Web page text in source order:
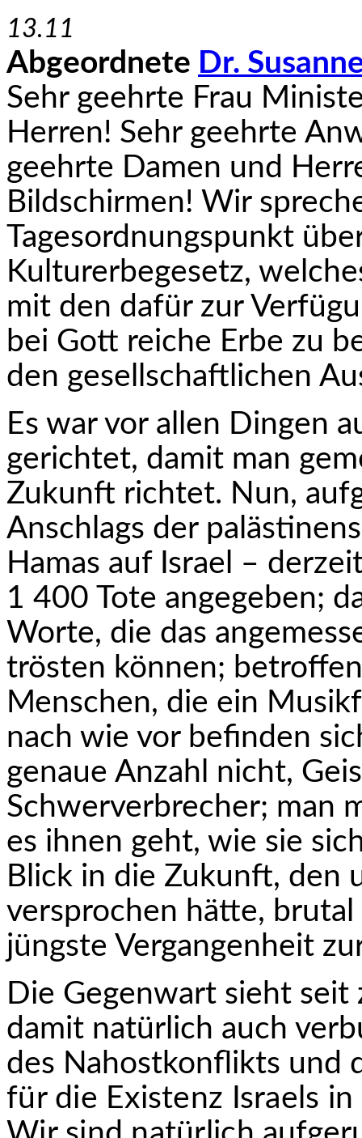
13.11
Abgeordnete Dr.
Sehr geehrte Frau
Herren! Sehr geehrte
geehrte Damen und
Bildschirmen! Wir
Tagesordnungspunkt
Kulturerbegesetz,
mit den dafür zur
bei Gott reiche Erbe zu
den gesellschaftlichen
Es war vor allen Dingen
gerichtet, damit man
Zukunft richtet. Nun,
Anschlags der
Hamas auf Israel –
1 400 Tote angegeben;
Worte, die das
trösten können;
Menschen, die ein
nach wie vor befinden
genaue Anzahl nicht,
Schwerverbrecher; man
es ihnen geht, wie sie
Blick in die Zukunft, den
versprochen hätte,
jüngste Vergangenheit
Die Gegenwart sieht seit
damit natürlich auch
des Nahostkonflikts und
für die Existenz Israels